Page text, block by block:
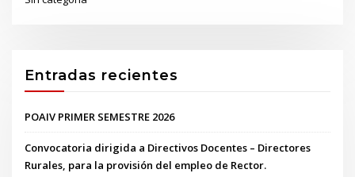
Entradas recientes
POAIV PRIMER SEMESTRE 2026
Convocatoria dirigida a Directivos Docentes – Directores
Rurales, para la provisión del empleo de Rector.